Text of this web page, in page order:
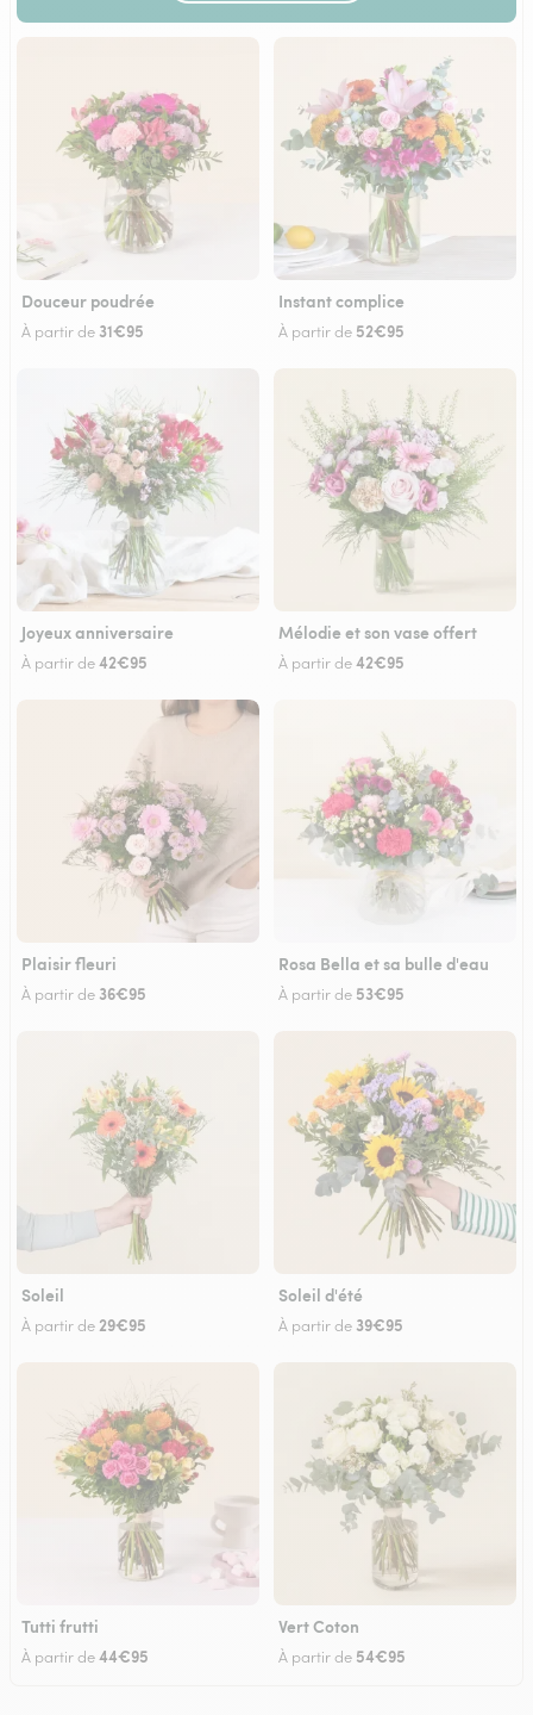
Douceur poudrée
À partir de 31€95
Instant complice
À partir de 52€95
Joyeux anniversaire
À partir de42€95
Mélodie et son vase offert
À partir de42€95
Plaisir fleuri
À partir de 36€95
Rosa Bella et sa bulle d'eau
À partir de 53€95
Soleil
À partir de 29€95
Soleil d'été
À partir de 39€95
Tutti frutti
À partir de44€95
Vert Coton
À partir de 54€95